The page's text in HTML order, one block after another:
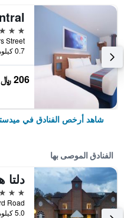
3 نجوم
0.7 كيلومتر عن وسط المدينة
206 ﷼
شاهد أرخص الفنادق في
الفنادق الموصى بها
4 نجوم
5.0 كيلومتر عن وسط المدينة